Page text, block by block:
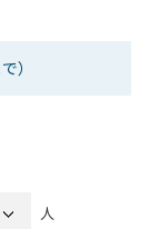
）
人